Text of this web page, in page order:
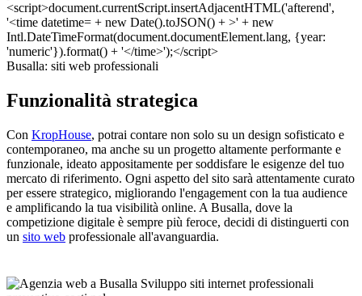
Busalla: siti web professionali
Funzionalità strategica
Con KropHouse, potrai contare non solo su un design sofisticato e
contemporaneo, ma anche su un progetto altamente performante e
funzionale, ideato appositamente per soddisfare le esigenze del tuo
mercato di riferimento. Ogni aspetto del sito sarà attentamente curato
per essere strategico, migliorando l'engagement con la tua audience
e amplificando la tua visibilità online. A Busalla, dove la
competizione digitale è sempre più feroce, decidi di distinguerti con
un sito web professionale all'avanguardia.